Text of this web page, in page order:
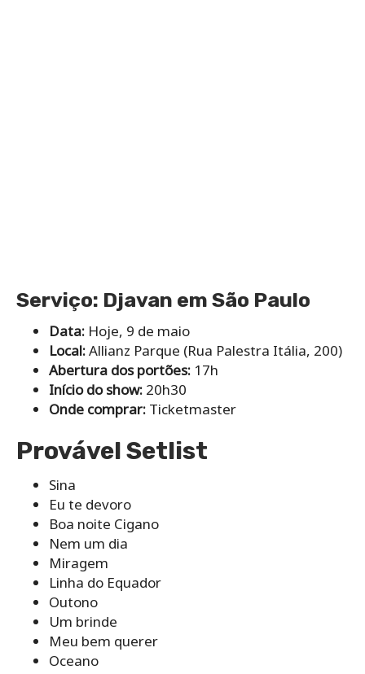
Serviço: Djavan em São Paulo
Data: Hoje, 9 de maio
Local:Allianz Parque (Rua Palestra Itália, 200)
Abertura dos portões: 17h
Início do show: 20h30
Onde comprar: Ticketmaster
Provável Setlist
Sina
Eu te devoro
Boa noite Cigano
Nem um dia
Miragem
Linha do Equador
Outono
Um brinde
Meu bem querer
Oceano